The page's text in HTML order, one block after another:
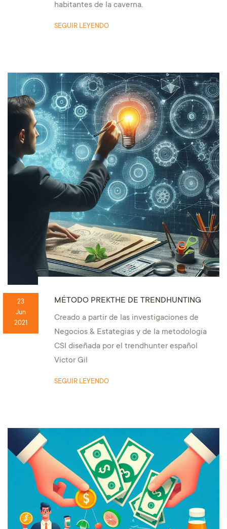
habitantes de la caverna.
SEGUIR LEYENDO
23
Jun
2021
MÉTODO PREKTHE DE TRENDHUNTING
Creado a partir de las investigaciones de
Negocios & Estategias y de la metodología
CSI diseñada por el trendhunter español
Víctor Gil
SEGUIR LEYENDO